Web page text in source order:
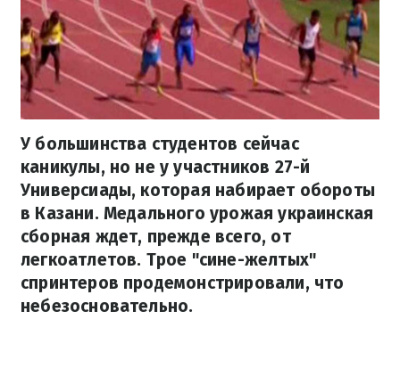
У большинства студентов сейчас
каникулы, но не у участников 27-й
Универсиады, которая набирает обороты
в Казани. Медального урожая украинская
сборная ждет, прежде всего, от
легкоатлетов. Трое "сине-желтых"
спринтеров продемонстрировали, что
небезосновательно.